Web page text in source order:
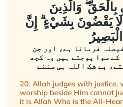
بِالْحَقِّ ۖ وَالَّذِينَ
يَقْضُونَ بِشَيْءٍ ۗ إِنَّ
فرماتا ہے، اور جن
کے سوا پوجتے ہیں وہ کچھ
بے شک اللہ ہی سننے
20. Allah judges with justice,
worship beside Him cannot
it is Allah Who is the All-